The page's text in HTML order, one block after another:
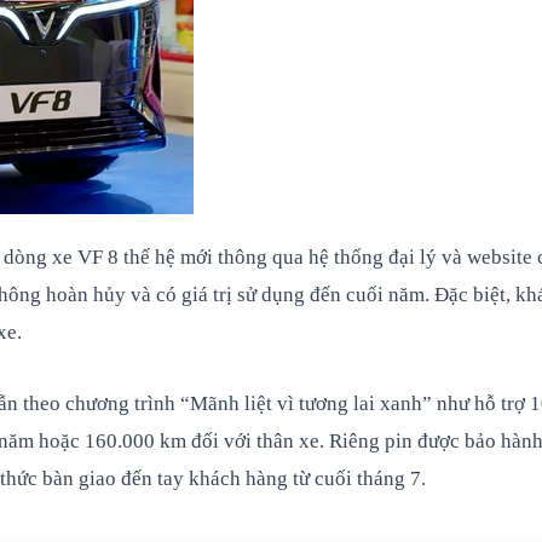
xe VF 8 thế hệ mới thông qua hệ thống đại lý và
hoàn hủy và có giá trị sử dụng đến cuối năm. Đặc biệt,
theo chương trình “Mãnh liệt vì tương lai xanh” như hỗ trợ
hoặc 160.000 km đối với thân xe. Riêng pin được bảo
bàn giao đến tay khách hàng từ cuối tháng 7.